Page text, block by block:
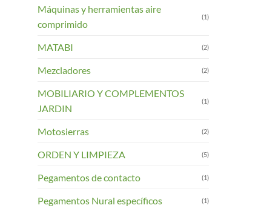
Máquinas y herramientas aire
comprimido
(1)
MATABI (2)
Mezcladores (2)
MOBILIARIO Y COMPLEMENTOS
JARDIN
(1)
Motosierras (2)
ORDEN Y LIMPIEZA (5)
Pegamentos de contacto (1)
Pegamentos Nural específicos (1)